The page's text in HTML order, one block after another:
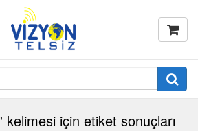
için etiket sonuçları